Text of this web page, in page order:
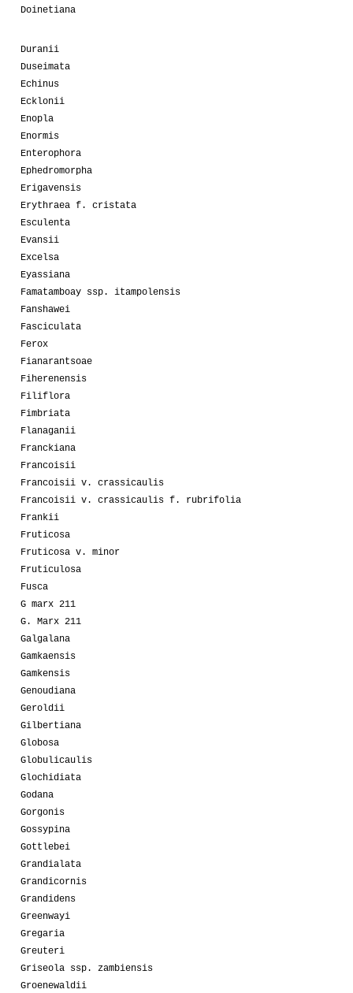
Doinetiana
Duranii
Duseimata
Echinus
Ecklonii
Enopla
Enormis
Enterophora
Ephedromorpha
Erigavensis
Erythraea f. cristata
Esculenta
Evansii
Excelsa
Eyassiana
Famatamboay ssp. itampolensis
Fanshawei
Fasciculata
Ferox
Fianarantsoae
Fiherenensis
Filiflora
Fimbriata
Flanaganii
Franckiana
Francoisii
Francoisii v. crassicaulis
Francoisii v. crassicaulis f. rubrifolia
Frankii
Fruticosa
Fruticosa v. minor
Fruticulosa
Fusca
G marx 211
G. Marx 211
Galgalana
Gamkaensis
Gamkensis
Genoudiana
Geroldii
Gilbertiana
Globosa
Globulicaulis
Glochidiata
Godana
Gorgonis
Gossypina
Gottlebei
Grandialata
Grandicornis
Grandidens
Greenwayi
Gregaria
Greuteri
Griseola ssp. zambiensis
Groenewaldii